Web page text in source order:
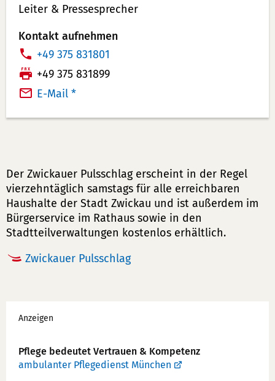
Leiter & Pressesprecher
Kontakt aufnehmen
T
e
l
f
n
u
m
m
e
r:
+49 375 831801
F
a
+49 375 831899
E-Mail *
Der Zwickauer Pulsschlag erscheint in der Regel
vierzehntäglich samstags für alle erreichbaren
Haushalte der Stadt Zwickau und ist außerdem im
Bürgerservice im Rathaus sowie in den
Stadtteilverwaltungen kostenlos erhältlich.
Zwickauer Pulsschlag
Werbung
Anzeigen
Pflege bedeutet Vertrauen & Kompetenz
ambulanter Pflegedienst München